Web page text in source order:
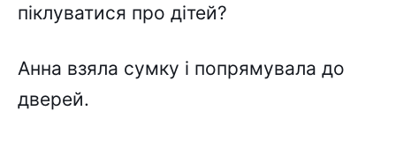
піклуватися про дітей?
Анна взяла сумку і попрямувала до
дверей.